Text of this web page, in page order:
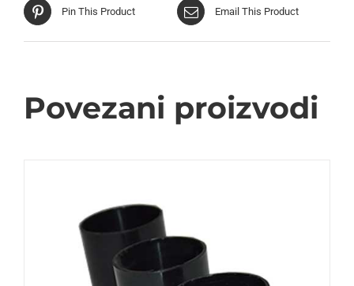
Pin This Product Email This Product
Povezani proizvodi